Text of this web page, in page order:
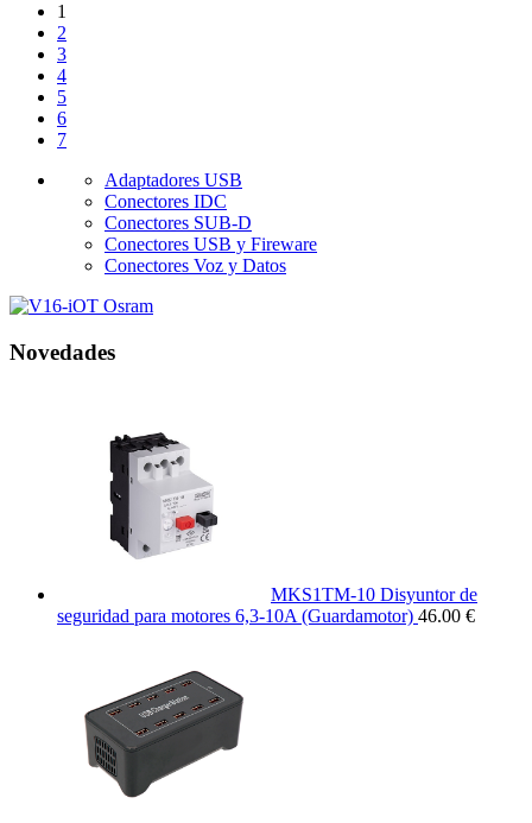
1
2
3
4
5
6
7
Adaptadores USB
Conectores IDC
Conectores SUB-D
Conectores USB y Fireware
Conectores Voz y Datos
Novedades
MKS1TM-10 Disyuntor de
seguridad para motores 6,3-10A (Guardamotor) 46.00 €